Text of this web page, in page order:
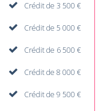
Crédit de 3 500 €
Crédit de 5 000 €
Crédit de 6 500 €
Crédit de 8 000 €
Crédit de 9 500 €